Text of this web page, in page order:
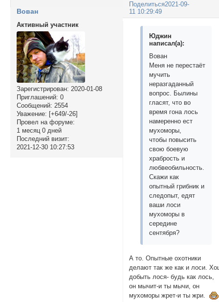
Поделиться2021-09-
11 10:29:49
Вован
Активный участник
Зарегистрирован: 2020-01-08
Приглашений: 0
Сообщений: 2554
Уважение: [+649/-26]
Провел на форуме:
1 месяц 0 дней
Последний визит:
2021-12-30 10:27:53
Юджин
написал(а):
Вован
Меня не перестаёт
мучить
неразгаданный
вопрос. Былины
гласят, что во
время гона лось
намеренно ест
мухоморы,
чтобы повысить
свою боевую
храбрость и
любвеобильность.
Скажи как
опытный грибник и
следопыт, едят
ваши лоси
мухоморы в
середине
сентября?
А то. Опытные охотники
делают так же как и лоси.
добыть лося- будь как лось,
он мычит-и ты мычи, он
мухоморы жрет-и ты жри.